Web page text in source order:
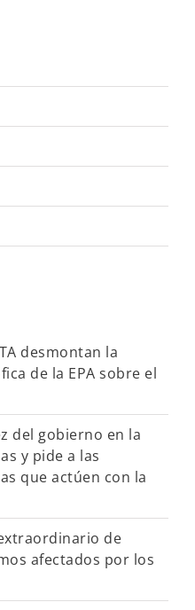
desmontan la
de la EPA sobre el
del gobierno en la
y pide a las
que actúen con la
de
afectados por los